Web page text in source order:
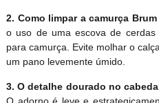
2. Como limpar a camurça
o uso de uma escova de
para camurça. Evite molhar o
um pano levemente úmido.
3. O detalhe dourado no